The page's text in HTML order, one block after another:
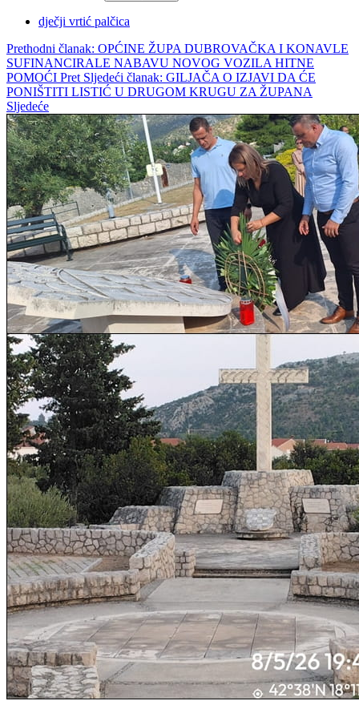
dječji vrtić palčica
Prethodni članak: OPĆINE ŽUPA DUBROVAČKA I KONAVLE
SUFINANCIRALE NABAVU NOVOG VOZILA HITNE
POMOĆI Pret Sljedeći članak: GILJAČA O IZJAVI DA ĆE
PONIŠTITI LISTIĆ U DRUGOM KRUGU ZA ŽUPANA
Sljedeće